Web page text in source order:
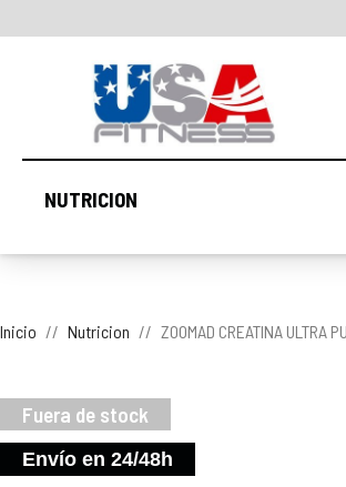
NUTRICION
Inicio Nutricion ZOOMAD CREATINA ULTRA
Fuera de stock
Envío en 24/48h